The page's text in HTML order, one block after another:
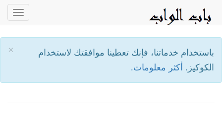
×
باستخدام خدماتنا، فإنك تعطينا موافقتك لاستخدام
الكوكيز. أكثر معلومات.